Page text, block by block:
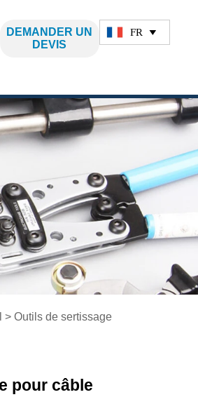
DEMANDER UN
DEVIS
FR 
>Outils de sertissage
pour câble